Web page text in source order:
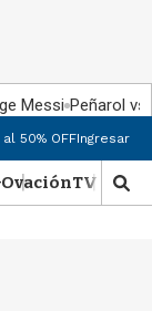
Messi Peñarol
50% OFFIngresar
OvaciónTV Show
M
o